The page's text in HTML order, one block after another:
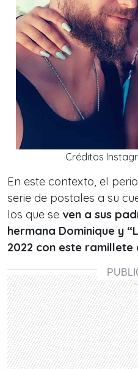
Créditos
En este contexto, el
serie de postales a su
los que se ven a sus
hermana Dominique y
2022 con este ramillete